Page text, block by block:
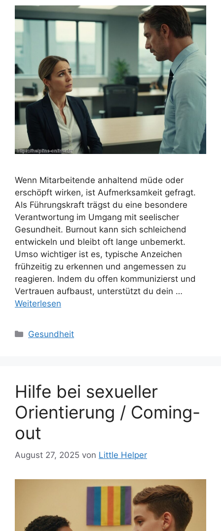
Wenn Mitarbeitende anhaltend müde oder
erschöpft wirken, ist Aufmerksamkeit gefragt.
Als Führungskraft trägst du eine besondere
Verantwortung im Umgang mit seelischer
Gesundheit. Burnout kann sich schleichend
entwickeln und bleibt oft lange unbemerkt.
Umso wichtiger ist es, typische Anzeichen
frühzeitig zu erkennen und angemessen zu
reagieren. Indem du offen kommunizierst und
Vertrauen aufbaust, unterstützt du dein …
Weiterlesen
Kategorien
Gesundheit
Hilfe bei sexueller
Orientierung / Coming-
out
August 27, 2025 von Little Helper